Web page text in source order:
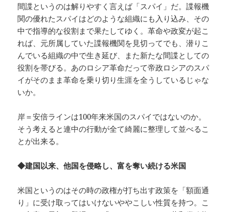
間諜というのは解りやすく言えば「スパイ」だ。諜報機
関の優れたスパイはどのような組織にも入り込み、その
中で指導的な役割まで果たしてゆく。革命や政変が起こ
れば、元所属していた諜報機関を見切ってでも、潜りこ
んでいる組織の中で生き延び、また新たな間諜としての
役割を帯びる。あのロシア革命だって帝政ロシアのスパ
イがそのまま革命を乗り切り生涯を全うしているじゃな
いか。
岸＝安倍ラインは100年来米国のスパイではないのか。
そう考えると連中の行動が全て綺麗に整理して並べるこ
とが出来る。
◆建国以来、他国を侵略し、富を奪い続ける米国
米国というのはその時の政権が打ち出す政策を「額面通
り」に受け取ってはいけないややこしい性質を持つ。こ